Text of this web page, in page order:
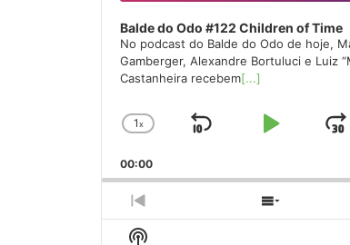
Balde do Odo #122 Children of Time
No podcast do Balde do Odo de hoje,
Gamberger, Alexandre Bortuluci e Luiz
Castanheira recebem[...]
Change
Rate
1x
Skip
Play
00:00
Previous
Episode
Show
Episodes
Show